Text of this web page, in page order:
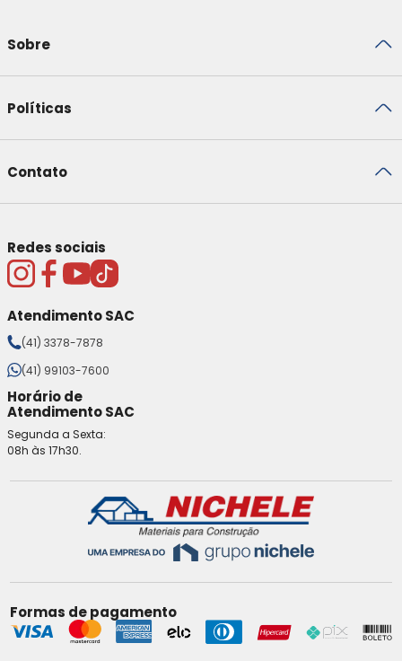
Sobre
Políticas
Contato
Redes sociais
Atendimento SAC
(41) 3378-7878
(41) 99103-7600
Horário de
Atendimento SAC
Segunda a Sexta:
08h às 17h30.
Formas de pagamento